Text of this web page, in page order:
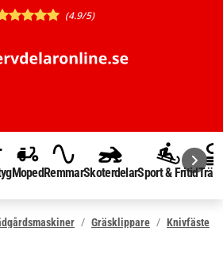
(4.9/5)
MopedRemmarSkoterdelarSport & Fritid
Gräsklippare Knivfäste